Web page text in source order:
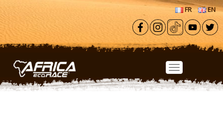
Aller au contenu principal
FR EN